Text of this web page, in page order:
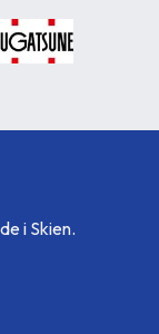
i Skien.